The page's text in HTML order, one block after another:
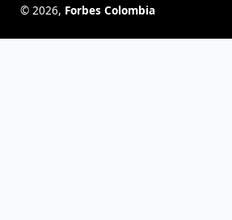
© 2026, Forbes Colombia